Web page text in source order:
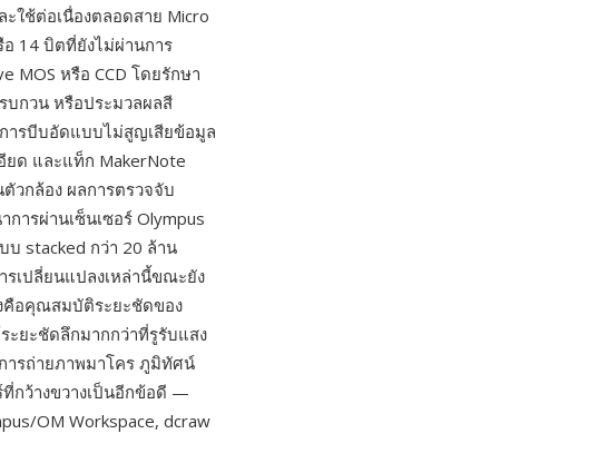
ใช้ต่อเนื่องตลอดสาย Micro
14 บิตที่ยังไม่ผ่านการ
MOS หรือ CCD โดยรักษา
กวน หรือประมวลผลสี
ารบีบอัดแบบไม่สูญเสียข้อมูล
ยด และแท็ก MakerNote
วกล้อง ผลการตรวจจับ
ารผ่านเซ็นเซอร์ Olympus
บ stacked กว่า 20 ล้าน
เปลี่ยนแปลงเหล่านี้ขณะยัง
คือคุณสมบัติระยะชัดของ
ะยะชัดลึกมากกว่าที่รูรับแสง
ารถ่ายภาพมาโคร ภูมิทัศน์
กว้างขวางเป็นอีกข้อดี —
OM Workspace, dcraw